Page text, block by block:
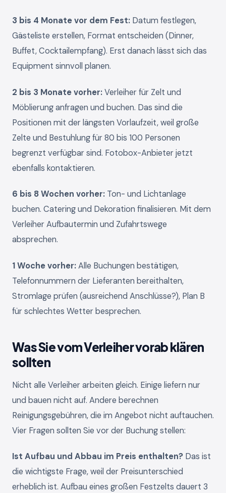
3 bis 4 Monate vor dem Fest: Datum festlegen,
Gästeliste erstellen, Format entscheiden (Dinner,
Buffet, Cocktailempfang). Erst danach lässt sich das
Equipment sinnvoll planen.
2 bis 3 Monate vorher:Verleiher für Zelt und
Möblierung anfragen und buchen. Das sind die
Positionen mit der längsten Vorlaufzeit, weil große
Zelte und Bestuhlung für 80 bis 100 Personen
begrenzt verfügbar sind. Fotobox-Anbieter jetzt
ebenfalls kontaktieren.
6 bis 8 Wochen vorher: Ton- und Lichtanlage
buchen. Catering und Dekoration finalisieren. Mit dem
Verleiher Aufbautermin und Zufahrtswege
absprechen.
1 Woche vorher:Alle Buchungen bestätigen,
Telefonnummern der Lieferanten bereithalten,
Stromlage prüfen (ausreichend Anschlüsse?), Plan B
für schlechtes Wetter besprechen.
Was Sie vom Verleiher vorab klären
sollten
Nicht alle Verleiher arbeiten gleich. Einige liefern nur
und bauen nicht auf. Andere berechnen
Reinigungsgebühren, die im Angebot nicht auftauchen.
Vier Fragen sollten Sie vor der Buchung stellen:
Ist Aufbau und Abbau im Preis enthalten? Das ist
die wichtigste Frage, weil der Preisunterschied
erheblich ist. Aufbau eines großen Festzelts dauert 3